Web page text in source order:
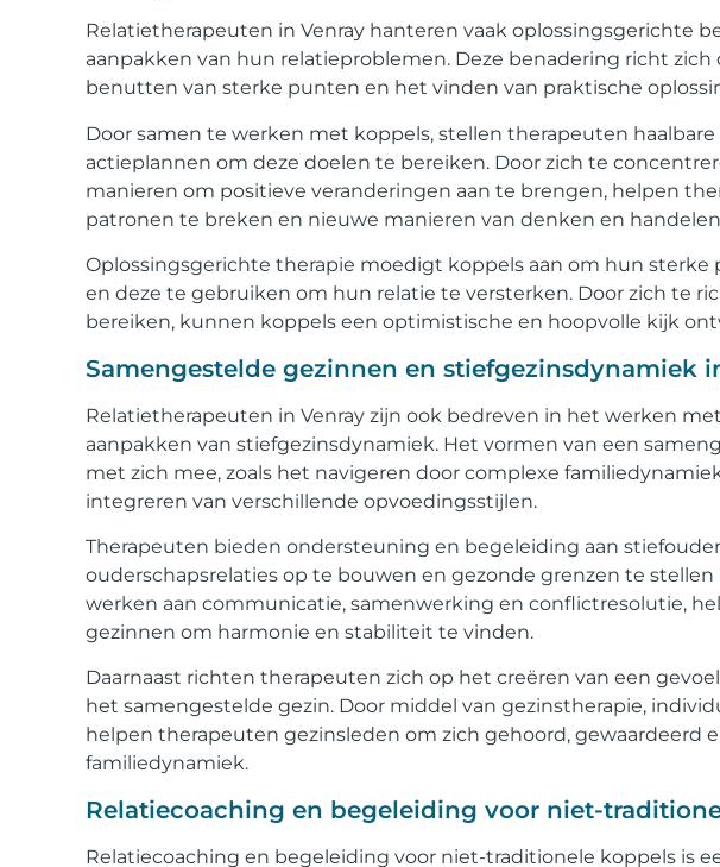
Relatietherapeuten in Venray hanteren vaak oplossingsgerichte
aanpakken van hun relatieproblemen. Deze benadering richt
benutten van sterke punten en het vinden van praktische
Door samen te werken met koppels, stellen therapeuten
actieplannen om deze doelen te bereiken. Door zich te
manieren om positieve veranderingen aan te brengen, helpen
patronen te breken en nieuwe manieren van denken en
Oplossingsgerichte therapie moedigt koppels aan om hun
en deze te gebruiken om hun relatie te versterken. Door zich te
bereiken, kunnen koppels een optimistische en hoopvolle kijk
Samengestelde gezinnen en stiefgezinsdynamiek
Relatietherapeuten in Venray zijn ook bedreven in het werken
aanpakken van stiefgezinsdynamiek. Het vormen van een
met zich mee, zoals het navigeren door complexe
integreren van verschillende opvoedingsstijlen.
Therapeuten bieden ondersteuning en begeleiding aan
ouderschapsrelaties op te bouwen en gezonde grenzen te
werken aan communicatie, samenwerking en conflictresolutie,
gezinnen om harmonie en stabiliteit te vinden.
Daarnaast richten therapeuten zich op het creëren van een
het samengestelde gezin. Door middel van gezinstherapie,
helpen therapeuten gezinsleden om zich gehoord, gewaardeerd
familiedynamiek.
Relatiecoaching en begeleiding voor niet-
Relatiecoaching en begeleiding voor niet-traditionele koppels is